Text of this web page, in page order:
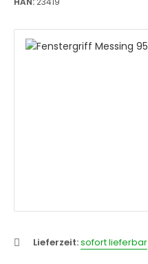
Lieferzeit:sofort lieferbar